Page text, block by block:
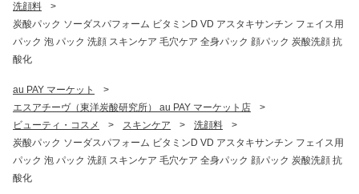
洗顔料
>
炭酸パック ソーダスパフォーム ビタミンD VD アスタキサンチン フェイス用
パック 泡 パック 洗顔 スキンケア 毛穴ケア 全身パック 顔パック 炭酸洗顔 抗
酸化
au PAY マーケット
>
エスアチーヴ（東洋炭酸研究所） au PAY マーケット店
>
ビューティ・コスメ
> スキンケア > 洗顔料
>
炭酸パック ソーダスパフォーム ビタミンD VD アスタキサンチン フェイス用
パック 泡 パック 洗顔 スキンケア 毛穴ケア 全身パック 顔パック 炭酸洗顔 抗
酸化